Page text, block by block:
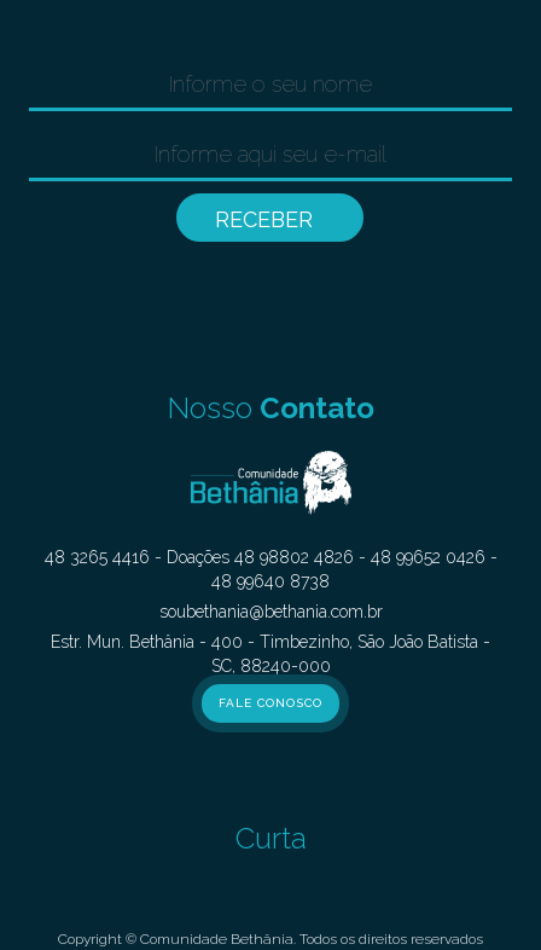
Nosso Contato
48 3265 4416 - Doações 48 98802 4826 - 48 99652 0426 -
48 99640 8738
soubethania@bethania.com.br
Estr. Mun. Bethânia - 400 - Timbezinho, São João Batista -
SC, 88240-000
FALE CONOSCO
Curta
Copyright © Comunidade Bethânia. Todos os direitos reservados